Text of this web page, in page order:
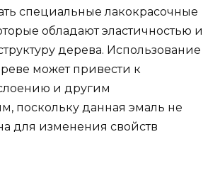
специальные лакокрасочные
обладают эластичностью и
дерева. Использование
может привести к
и другим
поскольку данная эмаль не
для изменения свойств